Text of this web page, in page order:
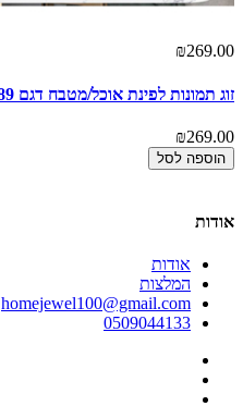
₪269.00
זוג תמונות לפינת אוכל/מטבח דגם 3970489
₪269.00
הוספה לסל
אודות
אודות
המלצות
homejewel100@gmail.com
0509044133